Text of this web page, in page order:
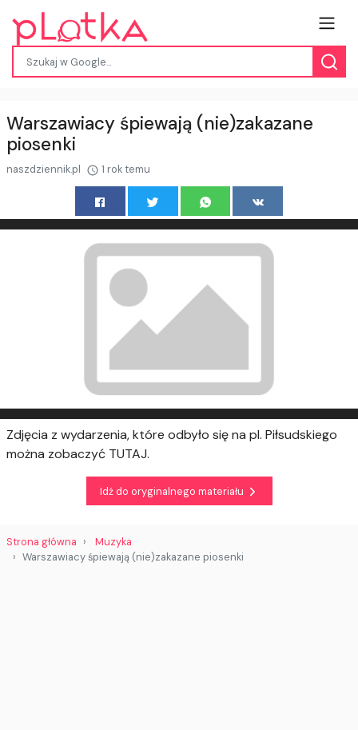
Warszawiacy śpiewają (nie)zakazane
piosenki
naszdziennik.pl 1 rok temu
Zdjęcia z wydarzenia, które odbyło się na pl. Piłsudskiego
można zobaczyć TUTAJ.
Idź do oryginalnego materiału
Strona główna
Muzyka
Warszawiacy śpiewają (nie)zakazane piosenki